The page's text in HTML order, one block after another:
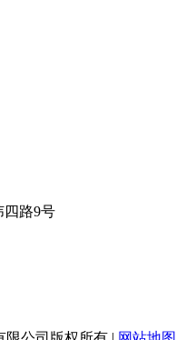
四路9号